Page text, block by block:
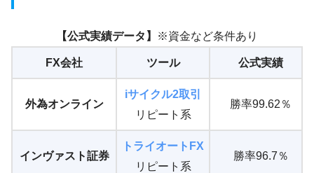
【公式実績データ】 ※資金など条件あり
FX会社 ツール 公式実績
外為オンライン
iサイクル2取引
リピート系
勝率99.62％
インヴァスト証券
トライオートFX
リピート系
勝率96.7％